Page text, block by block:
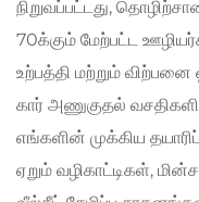
நிறுவப்பட்டது,
70க்கும் மேற்பட்ட
உற்பத்தி மற்றும்
கார் அணுகுதல்
எங்களின் முக்கிய
ஏறும் வழிகாட்டிகள்,